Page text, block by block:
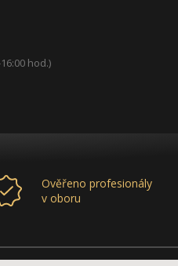
hod.)
Ověřeno profesionály
v oboru